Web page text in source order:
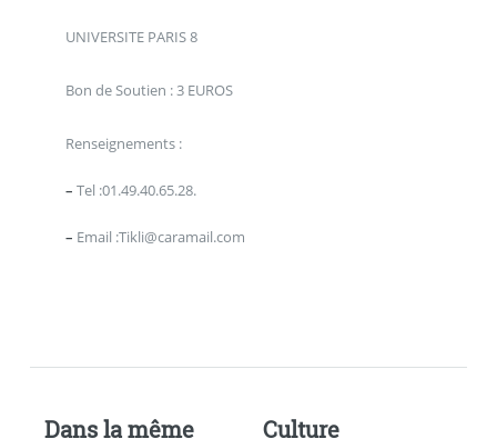
UNIVERSITE PARIS 8
Bon de Soutien : 3 EUROS
Renseignements :
– Tel :01.49.40.65.28.
– Email :Tikli@caramail.com
Dans la même
Culture